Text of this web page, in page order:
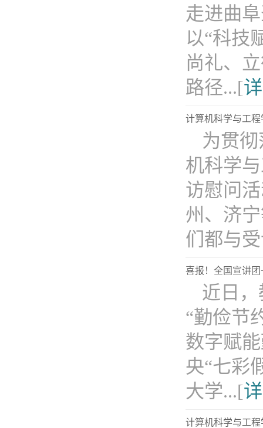
走进曲
以“科技
尚礼、
路径...[
计算机科学与工
为贯
机科学
访慰问
州、济
们都与
喜报！全国宣讲团
近日
“勤俭节
数字赋
央“七彩
大学...[
计算机科学与工